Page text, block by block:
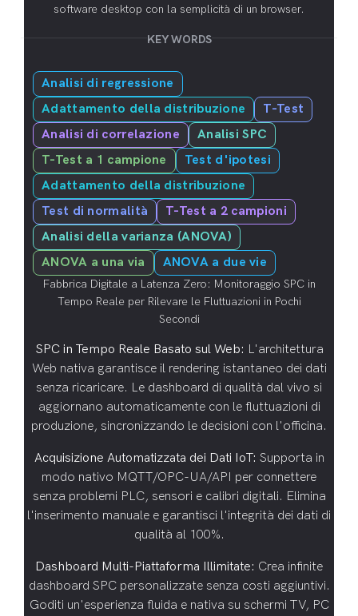
software desktop con la semplicità di un browser.
KEY WORDS
Analisi di regressione
Adattamento della distribuzione
T-Test
Analisi di correlazione
Analisi SPC
T-Test a 1 campione
Test d'ipotesi
Adattamento della distribuzione
Test di normalità
T-Test a 2 campioni
Analisi della varianza (ANOVA)
ANOVA a una via
ANOVA a due vie
Fabbrica Digitale a Latenza Zero: Monitoraggio SPC in
Tempo Reale per Rilevare le Fluttuazioni in Pochi
Secondi
SPC in Tempo Reale Basato sul Web: L'architettura
Web nativa garantisce il rendering istantaneo dei dati
senza ricaricare. Le dashboard di qualità dal vivo si
aggiornano automaticamente con le fluttuazioni di
produzione, sincronizzando le decisioni con l'officina.
Acquisizione Automatizzata dei Dati IoT: Supporta in
modo nativo MQTT/OPC-UA/API per connettere
senza problemi PLC, sensori e calibri digitali. Elimina
l'inserimento manuale e garantisci l'integrità dei dati di
qualità al 100%.
Dashboard Multi-Piattaforma Illimitate: Crea infinite
dashboard SPC personalizzate senza costi aggiuntivi.
Goditi un'esperienza fluida e nativa su schermi TV, PC